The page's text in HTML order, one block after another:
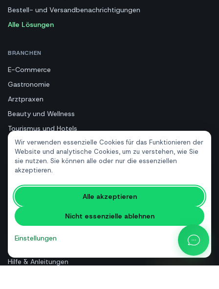
Wir verwenden essenzielle Cookies für das Funktionieren der
Website und analytische Cookies, um zu verstehen, wie Sie
sie nutzen. Sie können alle oder nur die essenziellen
akzeptieren.
Alle akzeptieren
Nicht essenzielle ablehnen
Einstellungen
Bestell- und Versandbenachrichtigungen
Alle Lösungen
BRANCHEN
E-Commerce
Gastronomie
Arztpraxen
Beauty und Wellness
Tourismus und Hotels
Immobilien
RESSOURCEN
Kostenlose Tools
Glossar
Vergleiche
Hilfe & Anleitungen